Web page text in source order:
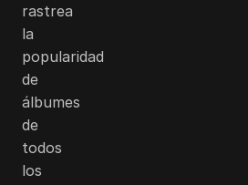
rastrea
la
popularidad
de
álbumes
de
todos
los